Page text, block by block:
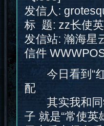
发信人:
标 题: zz长使
发信站: 瀚海星
信件
今日看到“红
配
其实我和同学
子 就是“常使英